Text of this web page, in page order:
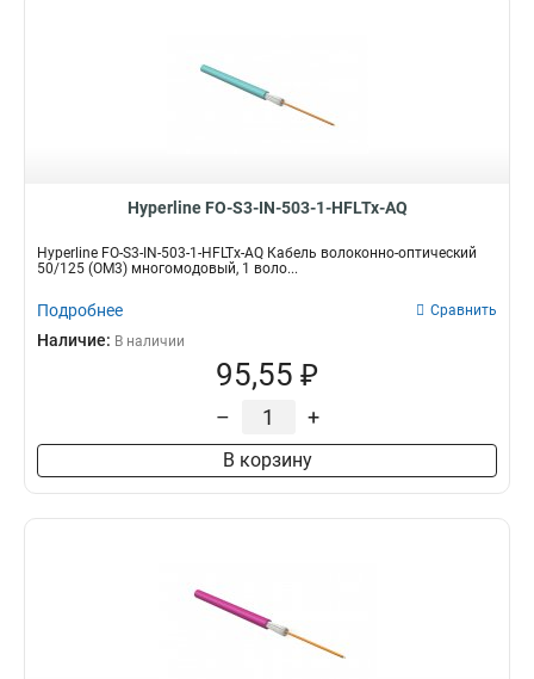
Hyperline FO-S3-IN-503-1-HFLTx-AQ
Hyperline FO-S3-IN-503-1-HFLTx-AQ Кабель волоконно-оптический
50/125 (OM3) многомодовый, 1 воло...
Подробнее Сравнить
Наличие: В наличии
95,55 ₽
– +
В корзину